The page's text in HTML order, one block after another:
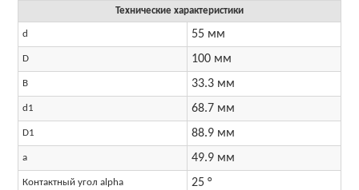
Технические характеристики
d 55 мм
D 100 мм
B 33.3 мм
d1 68.7 мм
D1 88.9 мм
a 49.9 мм
Контактный угол alpha 25 °